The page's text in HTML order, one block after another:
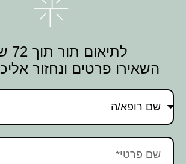
לתיאום תור תוך 72 שעות
השאירו פרטים ונחזור